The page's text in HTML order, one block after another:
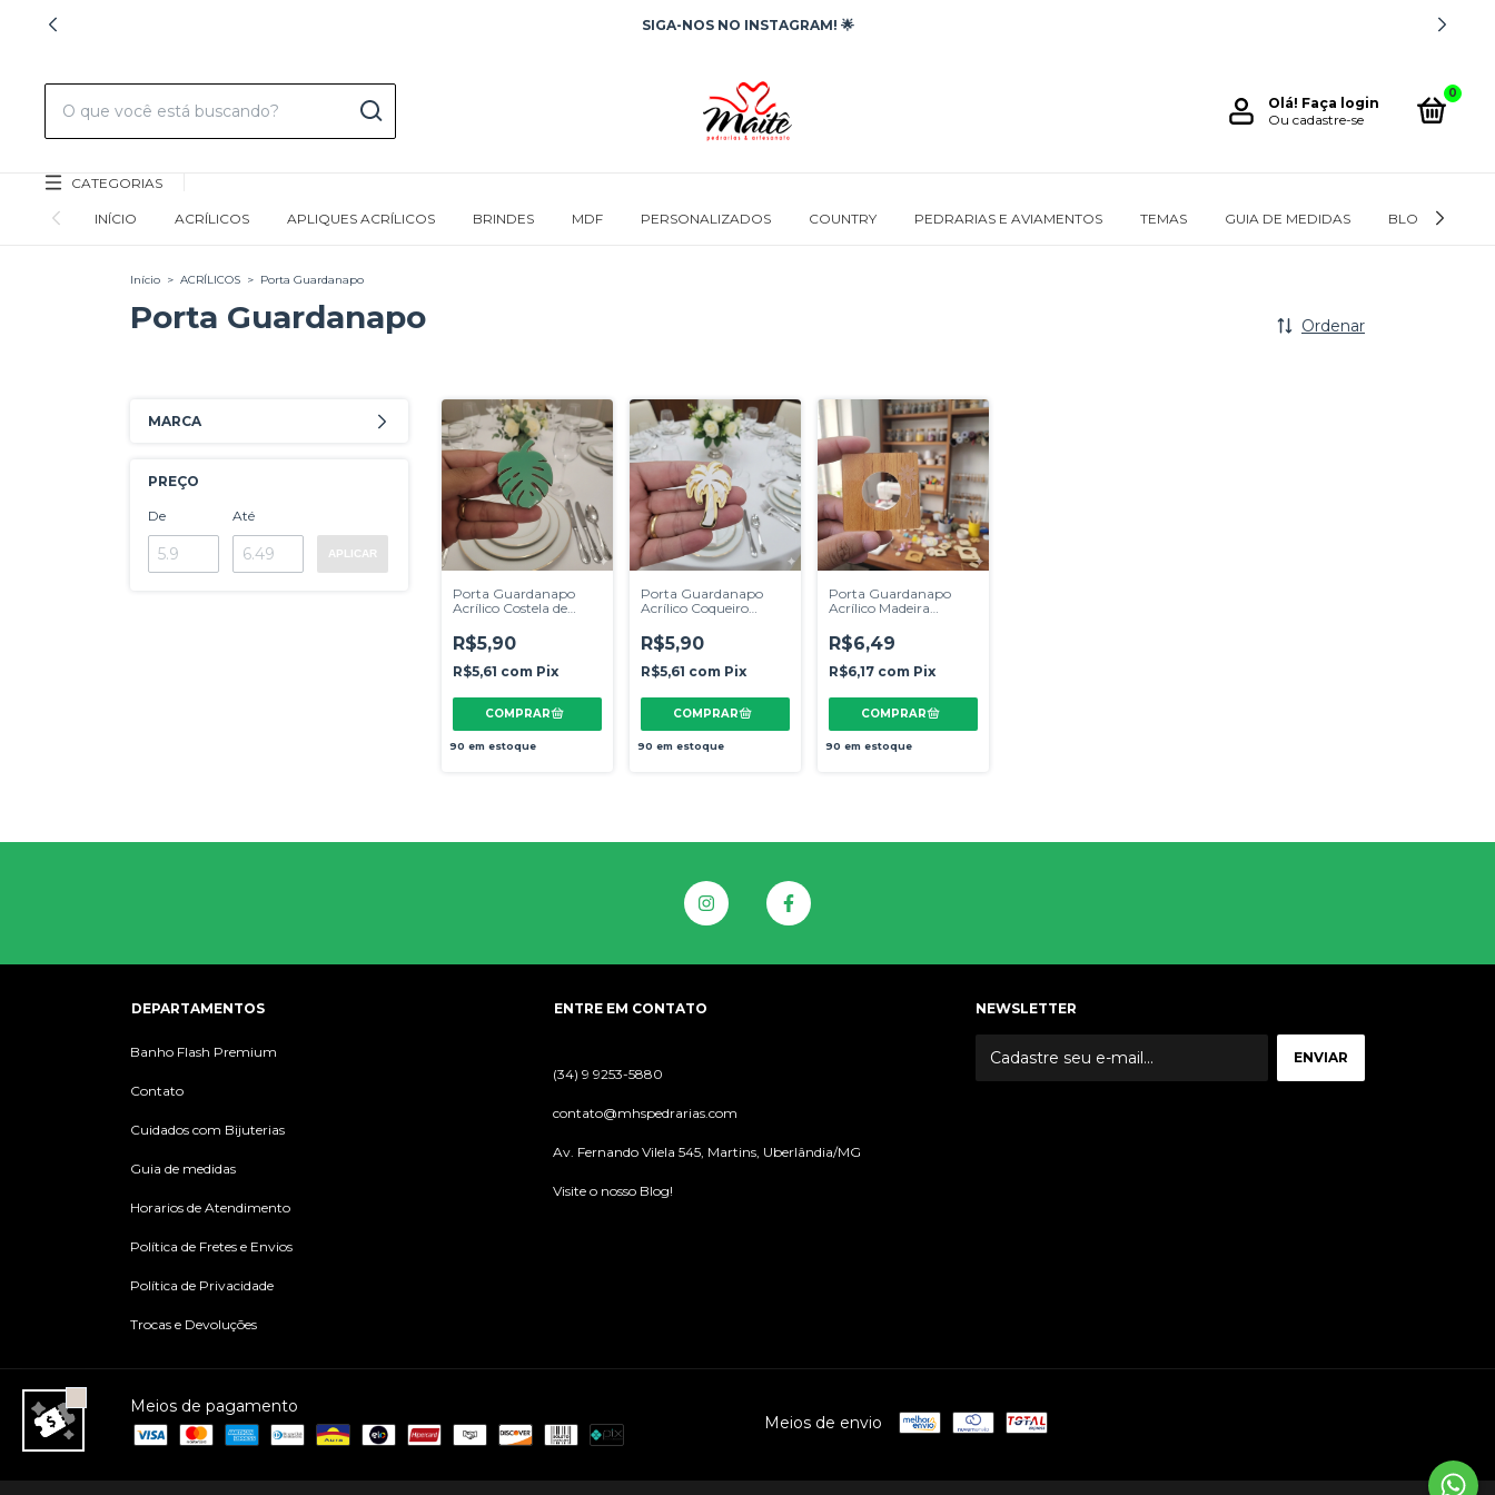
SIGA-NOS NO INSTAGRAM! 🌟
Olá! Faça login
Ou cadastre-se
0
CATEGORIAS
INÍCIO ACRÍLICOS APLIQUES ACRÍLICOS BRINDES MDF PERSONALIZADOS COUNTRY PEDRARIAS E AVIAMENTOS TEMAS GUIA DE MEDIDAS BLOG
Início > ACRÍLICOS > Porta Guardanapo
Porta Guardanapo Ordenar
MARCA
PREÇO
De Até
APLICAR
Porta Guardanapo
Acrílico Costela de
R$5,90
R$5,61 com Pix
90 em estoque
Porta Guardanapo
Acrílico Coqueiro
R$5,90
R$5,61 com Pix
90 em estoque
Porta Guardanapo
Acrílico Madeira
R$6,49
R$6,17 com Pix
90 em estoque
DEPARTAMENTOS
Banho Flash Premium
Contato
Cuidados com Bijuterias
Guia de medidas
Horarios de Atendimento
Política de Fretes e Envios
Política de Privacidade
Trocas e Devoluções
ENTRE EM CONTATO
(34) 9 9253-5880
contato@mhspedrarias.com
Av. Fernando Vilela 545, Martins, Uberlândia/MG
Visite o nosso Blog!
NEWSLETTER
Meios de pagamento
Meios de envio